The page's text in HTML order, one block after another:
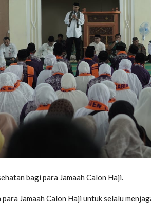
bagi para Jamaah Calon Haji.
Jamaah Calon Haji untuk selalu